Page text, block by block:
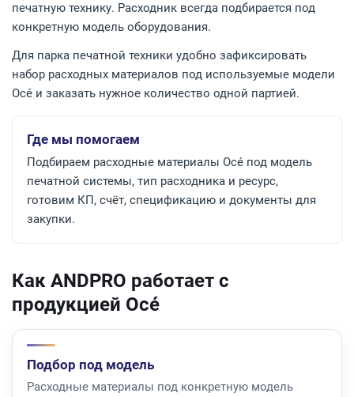
печатную технику. Расходник всегда подбирается под
конкретную модель оборудования.
Для парка печатной техники удобно зафиксировать
набор расходных материалов под используемые модели
Océ и заказать нужное количество одной партией.
Где мы помогаем
Подбираем расходные материалы Océ под модель
печатной системы, тип расходника и ресурс,
готовим КП, счёт, спецификацию и документы для
закупки.
Как ANDPRO работает с
продукцией Océ
Подбор под модель
Расходные материалы под конкретную модель